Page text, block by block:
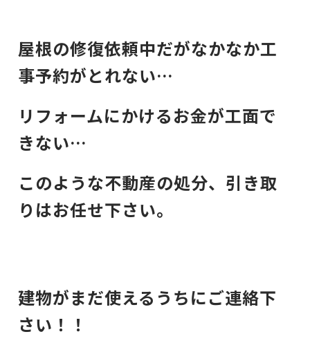
屋根の修復依頼中だがなかなか工
事予約がとれない…
リフォームにかけるお金が工面で
きない…
このような不動産の処分、引き取
りはお任せ下さい。
建物がまだ使えるうちにご連絡下
さい！！